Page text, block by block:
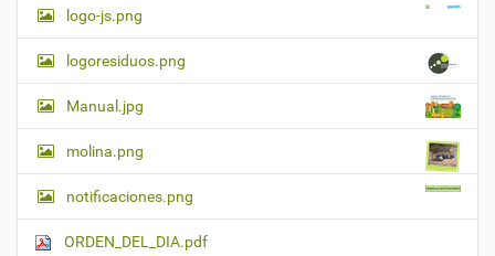
logo-js.png
logoresiduos.png
Manual.jpg
molina.png
notificaciones.png
ORDEN_DEL_DIA.pdf